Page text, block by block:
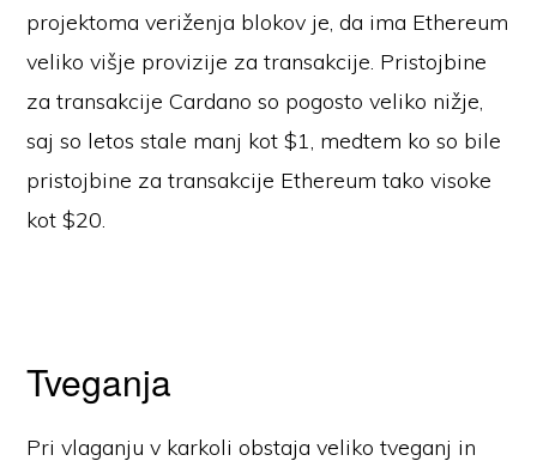
projektoma veriženja blokov je, da ima Ethereum
veliko višje provizije za transakcije. Pristojbine
za transakcije Cardano so pogosto veliko nižje,
saj so letos stale manj kot $1, medtem ko so bile
pristojbine za transakcije Ethereum tako visoke
kot $20.
Tveganja
Pri vlaganju v karkoli obstaja veliko tveganj in